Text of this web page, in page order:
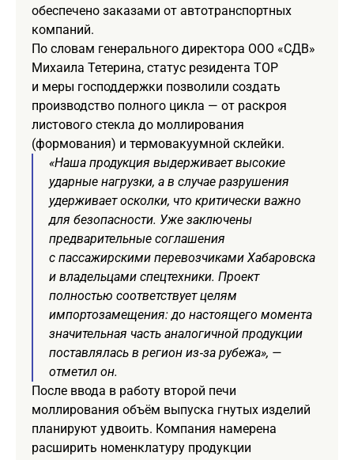
обеспечено заказами от автотранспортных
компаний.
По словам генерального директора ООО «СДВ»
Михаила Тетерина, статус резидента ТОР
и меры господдержки позволили создать
производство полного цикла — от раскроя
листового стекла до моллирования
(формования) и термовакуумной склейки.
«Наша продукция выдерживает высокие
ударные нагрузки, а в случае разрушения
удерживает осколки, что критически важно
для безопасности. Уже заключены
предварительные соглашения
с пассажирскими перевозчиками Хабаровска
и владельцами спецтехники. Проект
полностью соответствует целям
импортозамещения: до настоящего момента
значительная часть аналогичной продукции
поставлялась в регион из‑за рубежа», —
отметил он.
После ввода в работу второй печи
моллирования объём выпуска гнутых изделий
планируют удвоить. Компания намерена
расширить номенклатуру продукции